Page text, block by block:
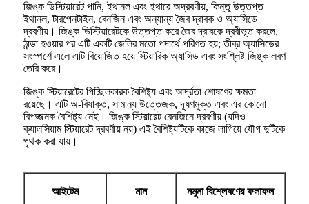
জিঙ্ক ডিস্টিয়ারেট পানি, ইথানল এবং ইথারে অদ্রবণীয়, কিন্তু উত্তপ্ত
ইথানল, টারপেনটাইন, বেনজিন এবং অন্যান্য জৈব দ্রাবক ও অ্যাসিডে
দ্রবণীয়। জিঙ্ক ডিস্টিয়ারেটকে উত্তপ্ত করে জৈব দ্রাবকে দ্রবীভূত করলে,
ঠান্ডা হওয়ার পর এটি একটি জেলির মতো পদার্থে পরিণত হয়; তীব্র অ্যাসিডের
সংস্পর্শে এলে এটি বিয়োজিত হয়ে স্টিয়ারিক অ্যাসিড এবং সংশ্লিষ্ট জিঙ্ক লবণ
তৈরি করে।
জিঙ্ক স্টিয়ারেটের পিচ্ছিলকারক বৈশিষ্ট্য এবং আর্দ্রতা শোষণের ক্ষমতা
রয়েছে। এটি অ-বিষাক্ত, সামান্য উত্তেজক, দূষণমুক্ত এবং এর কোনো
বিপজ্জনক বৈশিষ্ট্য নেই। জিঙ্ক স্টিয়ারেট বেনজিনে দ্রবণীয় (যদিও
ক্যালসিয়াম স্টিয়ারেট দ্রবণীয় নয়) এই বৈশিষ্ট্যটিকে কাজে লাগিয়ে যৌগ দুটিকে
পৃথক করা যায়।
আইটেম মান নমুনা বিশ্লেষণের ফলাফল